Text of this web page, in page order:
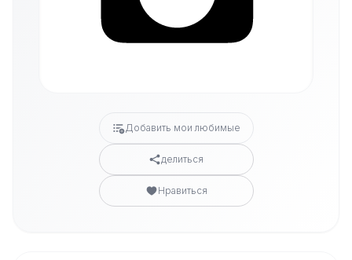
Добавить мои любимые
делиться
Нравиться